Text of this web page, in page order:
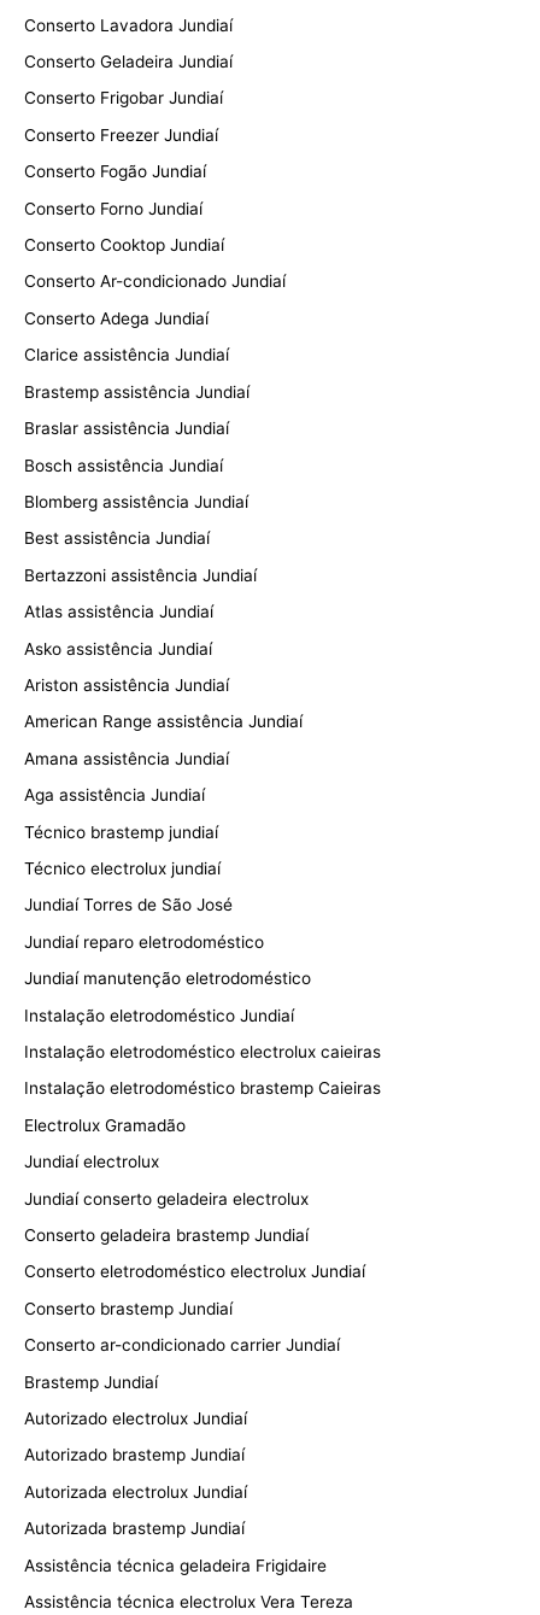
Conserto Lavadora Jundiaí
Conserto Geladeira Jundiaí
Conserto Frigobar Jundiaí
Conserto Freezer Jundiaí
Conserto Fogão Jundiaí
Conserto Forno Jundiaí
Conserto Cooktop Jundiaí
Conserto Ar-condicionado Jundiaí
Conserto Adega Jundiaí
Clarice assistência Jundiaí
Brastemp assistência Jundiaí
Braslar assistência Jundiaí
Bosch assistência Jundiaí
Blomberg assistência Jundiaí
Best assistência Jundiaí
Bertazzoni assistência Jundiaí
Atlas assistência Jundiaí
Asko assistência Jundiaí
Ariston assistência Jundiaí
American Range assistência Jundiaí
Amana assistência Jundiaí
Aga assistência Jundiaí
Técnico brastemp jundiaí
Técnico electrolux jundiaí
Jundiaí Torres de São José
Jundiaí reparo eletrodoméstico
Jundiaí manutenção eletrodoméstico
Instalação eletrodoméstico Jundiaí
Instalação eletrodoméstico electrolux caieiras
Instalação eletrodoméstico brastemp Caieiras
Electrolux Gramadão
Jundiaí electrolux
Jundiaí conserto geladeira electrolux
Conserto geladeira brastemp Jundiaí
Conserto eletrodoméstico electrolux Jundiaí
Conserto brastemp Jundiaí
Conserto ar-condicionado carrier Jundiaí
Brastemp Jundiaí
Autorizado electrolux Jundiaí
Autorizado brastemp Jundiaí
Autorizada electrolux Jundiaí
Autorizada brastemp Jundiaí
Assistência técnica geladeira Frigidaire
Assistência técnica electrolux Vera Tereza